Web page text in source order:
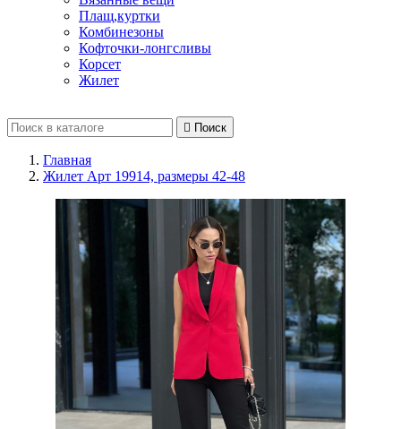
Плащ,куртки
Комбинезоны
Кофточки-лонгсливы
Корсет
Жилет
 Поиск
Главная
Жилет Арт 19914, размеры 42-48